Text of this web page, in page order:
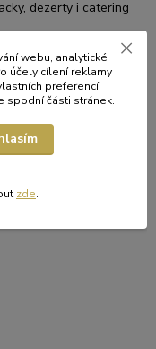
dezerty i catering
pokrmů.
webu, analytické
účely cílení reklamy
preferencí
spodní části stránek.
zde.